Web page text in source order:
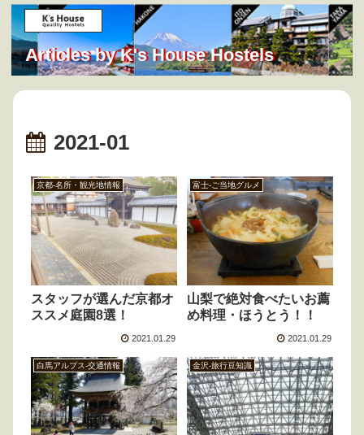
Articles by K's House Hostels
2021-01
京都-名所・観光地情報
スタッフが選んだ京都オ
ススメ庭園8選！
2021.01.29
富士-ご当地グルメ
山梨で絶対食べたいお薦
め料理・ほうとう！！
2021.01.29
白馬アルプス-交通情報 金沢-旅行豆知識